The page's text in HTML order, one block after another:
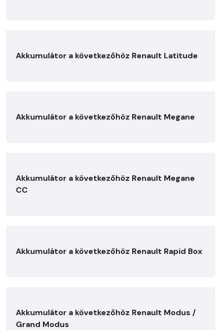
Akkumulátor a következőhöz Renault Latitude
Akkumulátor a következőhöz Renault Megane
Akkumulátor a következőhöz Renault Megane
CC
Akkumulátor a következőhöz Renault Rapid Box
Akkumulátor a következőhöz Renault Modus /
Grand Modus